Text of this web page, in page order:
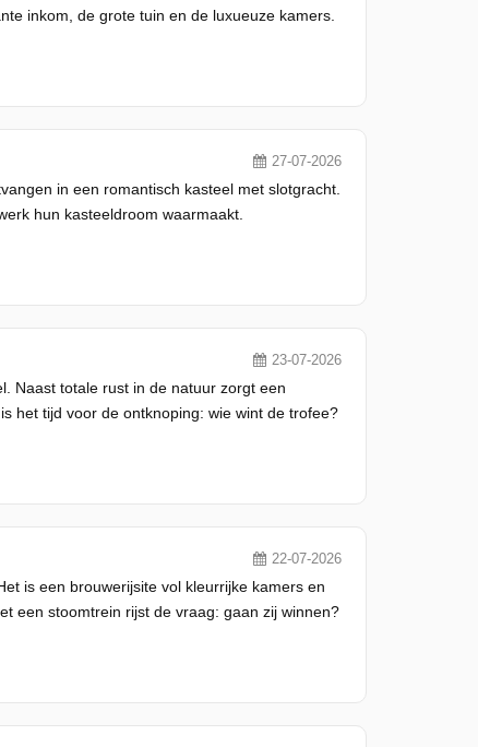
inkom, de grote tuin en de luxueuze kamers.
27-07-2026
in een romantisch kasteel met slotgracht.
hun kasteeldroom waarmaakt.
23-07-2026
Naast totale rust in de natuur zorgt een
het tijd voor de ontknoping: wie wint de trofee?
22-07-2026
is een brouwerijsite vol kleurrijke kamers en
een stoomtrein rijst de vraag: gaan zij winnen?